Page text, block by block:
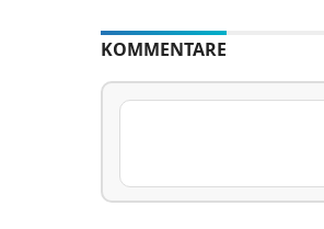
KOMMENTARE